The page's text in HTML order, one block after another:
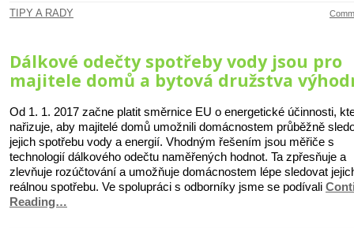
TIPY A RADY
Dálkové odečty spotřeby vody jsou pro
majitele domů a bytová družstva
Od 1. 1. 2017 začne platit směrnice EU o energetické účinnosti,
nařizuje, aby majitelé domů umožnili domácnostem průběžně
jejich spotřebu vody a energií. Vhodným řešením jsou měřiče s
technologií dálkového odečtu naměřených hodnot. Ta zpřesňuje a
zlevňuje rozúčtování a umožňuje domácnostem lépe sledovat
reálnou spotřebu. Ve spolupráci s odborníky jsme se podívali
Reading…